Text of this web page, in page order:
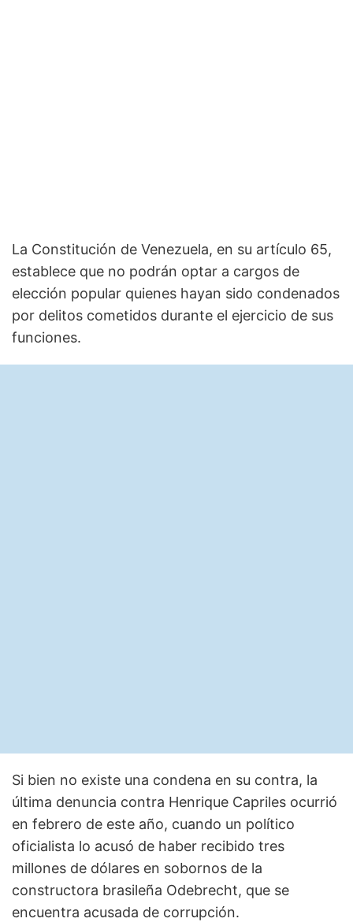
La Constitución de Venezuela, en su artículo 65,
establece que no podrán optar a cargos de
elección popular quienes hayan sido condenados
por delitos cometidos durante el ejercicio de sus
funciones.
Si bien no existe una condena en su contra, la
última denuncia contra Henrique Capriles ocurrió
en febrero de este año, cuando un político
oficialista lo acusó de haber recibido tres
millones de dólares en sobornos de la
constructora brasileña Odebrecht, que se
encuentra acusada de corrupción.